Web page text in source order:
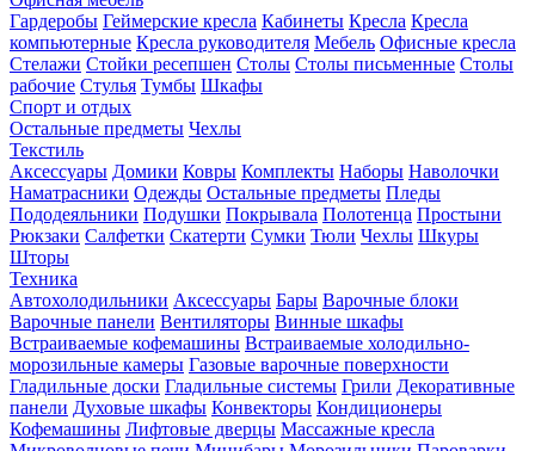
Гардеробы Геймерские кресла Кабинеты Кресла Кресла
компьютерные Кресла руководителя Мебель Офисные кресла
Стелажи Стойки ресепшен Столы Столы письменные Столы
рабочие Стулья Тумбы Шкафы
Спорт и отдых
Остальные предметы Чехлы
Текстиль
Аксессуары Домики Ковры Комплекты Наборы Наволочки
Наматрасники Одежды Остальные предметы Пледы
Пододеяльники Подушки Покрывала Полотенца Простыни
Рюкзаки Салфетки Скатерти Сумки Тюли Чехлы Шкуры
Шторы
Техника
Автохолодильники Аксессуары Бары Варочные блоки
Варочные панели Вентиляторы Винные шкафы
Встраиваемые кофемашины Встраиваемые холодильно-
морозильные камеры Газовые варочные поверхности
Гладильные доски Гладильные системы Грили Декоративные
панели Духовые шкафы Конвекторы Кондиционеры
Кофемашины Лифтовые дверцы Массажные кресла